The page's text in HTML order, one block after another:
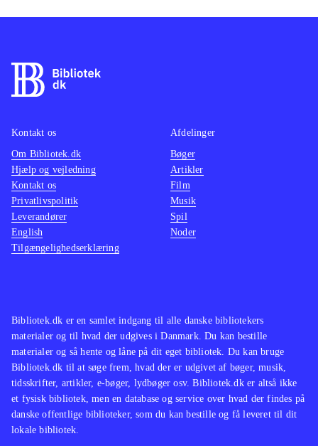
Bibliotek.dk er en samlet indgang til alle danske bibliotekers
materialer og til hvad der udgives i Danmark. Du kan bestille
materialer og så hente og låne på dit eget bibliotek. Du kan bruge
Bibliotek.dk til at søge frem, hvad der er udgivet af bøger, musik,
tidsskrifter, artikler, e-bøger, lydbøger osv. Bibliotek.dk er altså ikke
et fysisk bibliotek, men en database og service over hvad der findes på
danske offentlige biblioteker, som du kan bestille og få leveret til dit
lokale bibliotek.
Kontakt os
Om Bibliotek.dk
Hjælp og vejledning
Kontakt os
Privatlivspolitik
Leverandører
English
Tilgængelighedserklæring
Afdelinger
Bøger
Artikler
Film
Musik
Spil
Noder